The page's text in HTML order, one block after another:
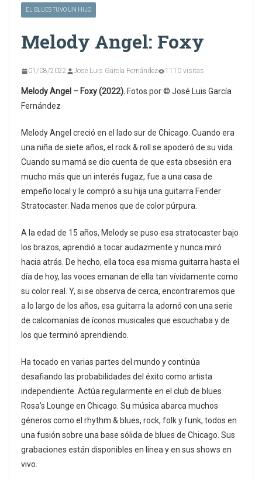
EL BLUES TUVO UN HIJO
Melody Angel: Foxy
01/08/2022 José Luis García Fernández 1110 visitas
Melody Angel – Foxy (2022). Fotos por © José Luis García
Fernández
Melody Angel creció en el lado sur de Chicago. Cuando era
una niña de siete años, el rock & roll se apoderó de su vida.
Cuando su mamá se dio cuenta de que esta obsesión era
mucho más que un interés fugaz, fue a una casa de
empeño local y le compró a su hija una guitarra Fender
Stratocaster. Nada menos que de color púrpura.
A la edad de 15 años, Melody se puso esa stratocaster bajo
los brazos, aprendió a tocar audazmente y nunca miró
hacia atrás. De hecho, ella toca esa misma guitarra hasta el
día de hoy, las voces emanan de ella tan vívidamente como
su color real. Y, si se observa de cerca, encontraremos que
a lo largo de los años, esa guitarra la adornó con una serie
de calcomanías de íconos musicales que escuchaba y de
los que terminó aprendiendo.
Ha tocado en varias partes del mundo y continúa
desafiando las probabilidades del éxito como artista
independiente. Actúa regularmente en el club de blues
Rosa’s Lounge en Chicago. Su música abarca muchos
géneros como el rhythm & blues, rock, folk y funk, todos en
una fusión sobre una base sólida de blues de Chicago. Sus
grabaciones están disponibles en línea y en sus shows en
vivo.